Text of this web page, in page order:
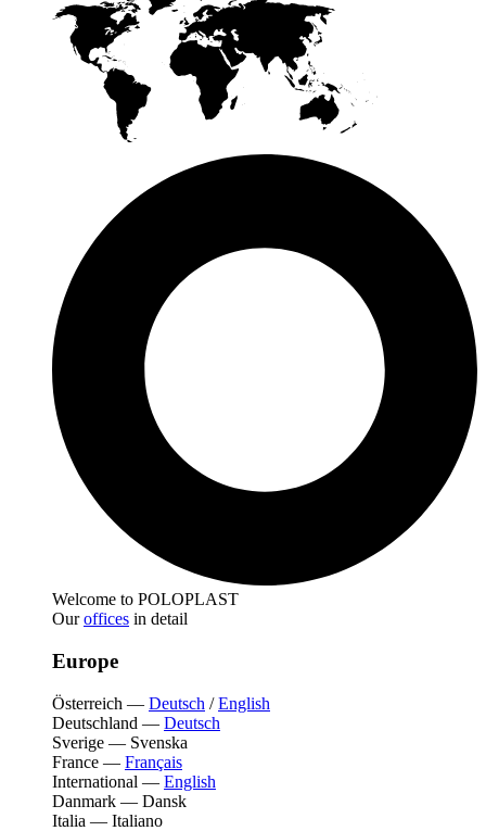
Welcome to POLOPLAST
Ouroffices in detail
Europe
Österreich — Deutsch /English
Deutschland — Deutsch
Sverige — Svenska
France — Français
International — English
Danmark — Dansk
Italia — Italiano